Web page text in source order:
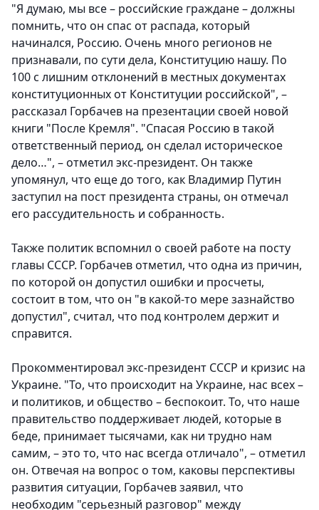
"Я думаю, мы все – российские граждане – должны
помнить, что он спас от распада, который
начинался, Россию. Очень много регионов не
признавали, по сути дела, Конституцию нашу. По
100 с лишним отклонений в местных документах
конституционных от Конституции российской", –
рассказал Горбачев на презентации своей новой
книги "После Кремля". "Спасая Россию в такой
ответственный период, он сделал историческое
дело…", – отметил экс-президент. Он также
упомянул, что еще до того, как Владимир Путин
заступил на пост президента страны, он отмечал
его рассудительность и собранность.
Также политик вспомнил о своей работе на посту
главы СССР. Горбачев отметил, что одна из причин,
по которой он допустил ошибки и просчеты,
состоит в том, что он "в какой-то мере зазнайство
допустил", считал, что под контролем держит и
справится.
Прокомментировал экс-президент СССР и кризис на
Украине. "То, что происходит на Украине, нас всех –
и политиков, и общество – беспокоит. То, что наше
правительство поддерживает людей, которые в
беде, принимает тысячами, как ни трудно нам
самим, – это то, что нас всегда отличало", – отметил
он. Отвечая на вопрос о том, каковы перспективы
развития ситуации, Горбачев заявил, что
необходим "серьезный разговор" между